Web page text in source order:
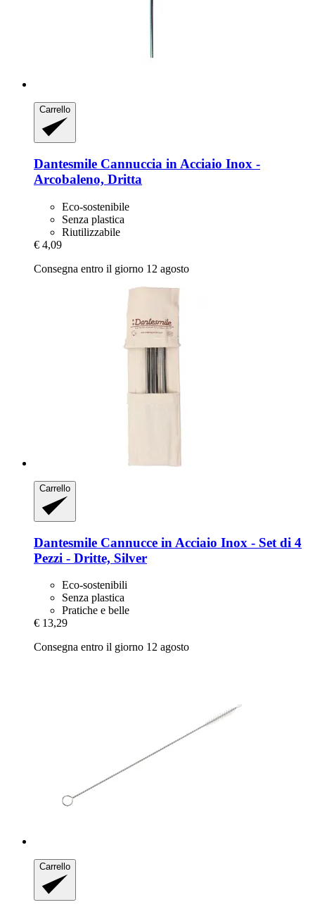
Carrello
Dantesmile Cannuccia in Acciaio Inox -​
Arcobaleno, Dritta
Eco-sostenibile
Senza plastica
Riutilizzabile
€ 4,09
Consegna entro il giorno 12 agosto
Carrello
Dantesmile Cannucce in Acciaio Inox -​ Set di 4
Pezzi -​ Dritte, Silver
Eco-sostenibili
Senza plastica
Pratiche e belle
€ 13,29
Consegna entro il giorno 12 agosto
Carrello